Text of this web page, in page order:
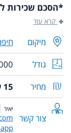
*הסכם שכירות
מיקום
גודל
מחיר
15 ₪ למ"ר
צור קשר
יאיר